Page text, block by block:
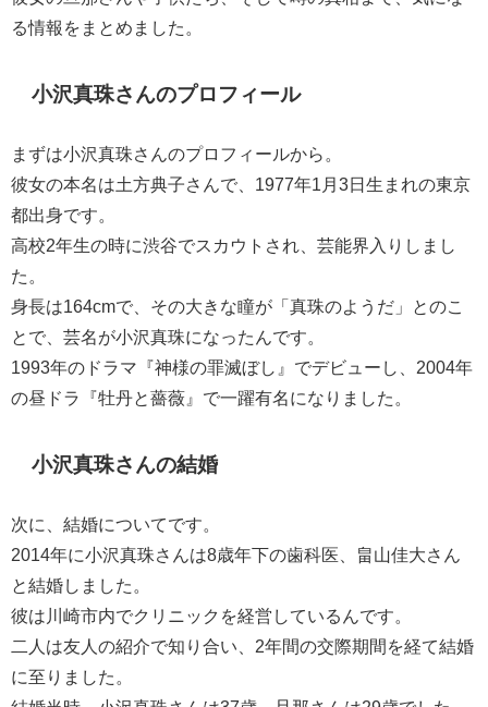
る情報をまとめました。
小沢真珠さんのプロフィール
まずは小沢真珠さんのプロフィールから。
彼女の本名は土方典子さんで、1977年1月3日生まれの東京
都出身です。
高校2年生の時に渋谷でスカウトされ、芸能界入りしまし
た。
身長は164cmで、その大きな瞳が「真珠のようだ」とのこ
とで、芸名が小沢真珠になったんです。
1993年のドラマ『神様の罪滅ぼし』でデビューし、2004年
の昼ドラ『牡丹と薔薇』で一躍有名になりました。
小沢真珠さんの結婚
次に、結婚についてです。
2014年に小沢真珠さんは8歳年下の歯科医、畠山佳大さん
と結婚しました。
彼は川崎市内でクリニックを経営しているんです。
二人は友人の紹介で知り合い、2年間の交際期間を経て結婚
に至りました。